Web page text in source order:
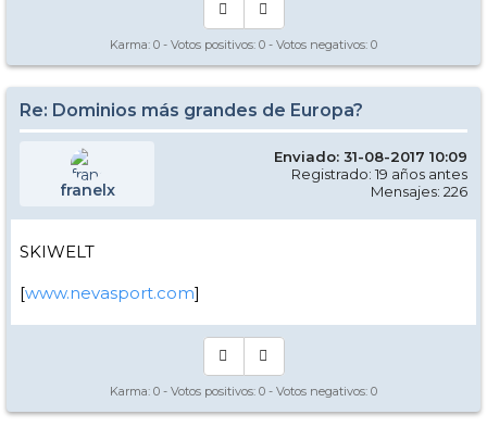
Karma: 0 - Votos positivos: 0 - Votos negativos: 0
Re: Dominios más grandes de Europa?
franelx
Enviado: 31-08-2017 10:09
Registrado: 19 años antes
Mensajes: 226
SKIWELT
[www.nevasport.com]
Karma: 0 - Votos positivos: 0 - Votos negativos: 0